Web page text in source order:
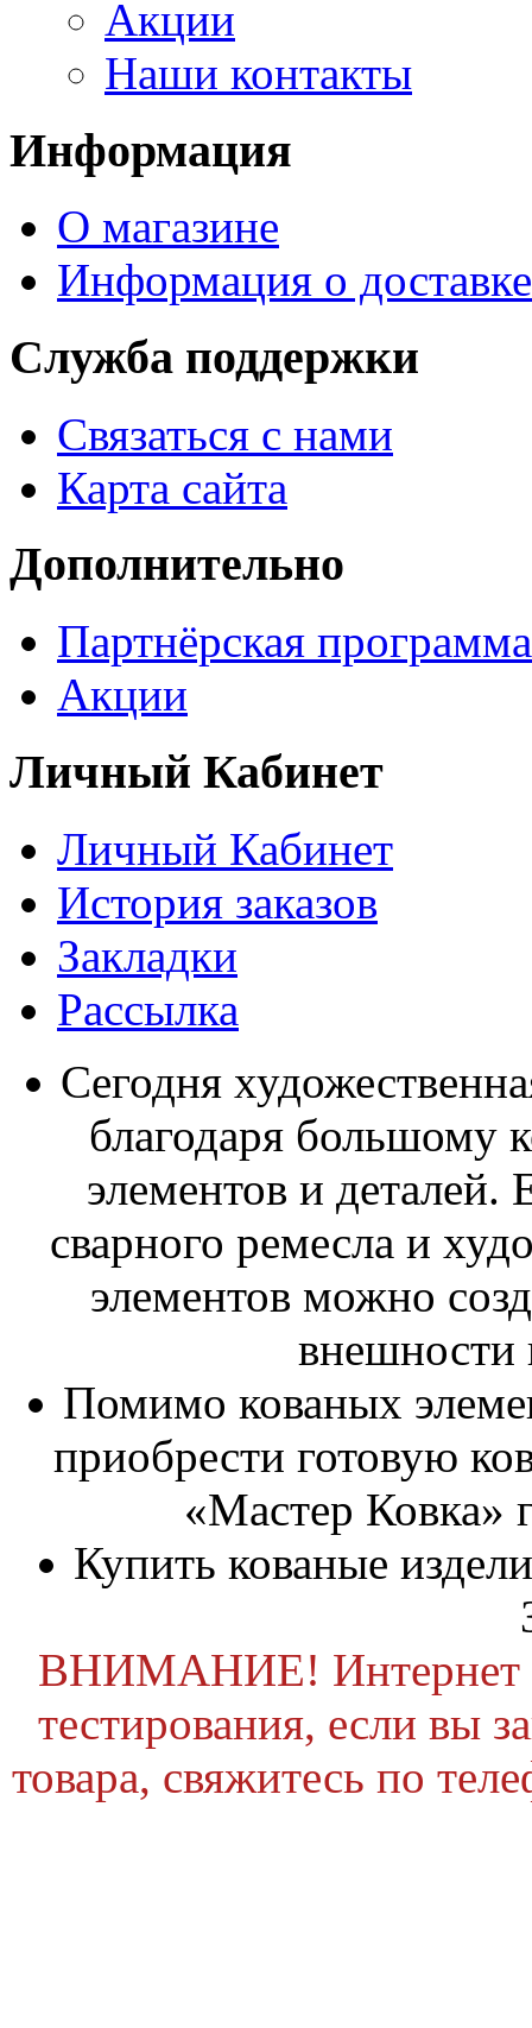
Акции
Наши контакты
Информация
О магазине
Информация о доставке
Служба поддержки
Связаться с нами
Карта сайта
Дополнительно
Партнёрская программа
Акции
Личный Кабинет
Личный Кабинет
История заказов
Закладки
Рассылка
Сегодня
благодаря большому
элементов и деталей.
сварного ремесла и
элементов можно
внешности
Помимо кованых
приобрести готовую
«Мастер Ковка»
Купить кованые
ВНИМАНИЕ! Интернет
тестирования, если вы
товара, свяжитесь по